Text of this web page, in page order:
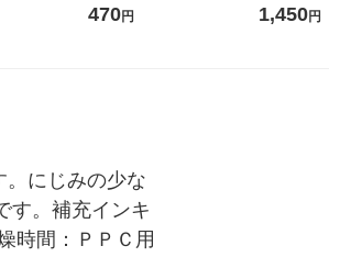
袋 令和7年産
ックティッシュ フィオナ オ
470円
1箱（20本入
1,450円
。にじみの少な
す。補充インキ
時間：ＰＰＣ用